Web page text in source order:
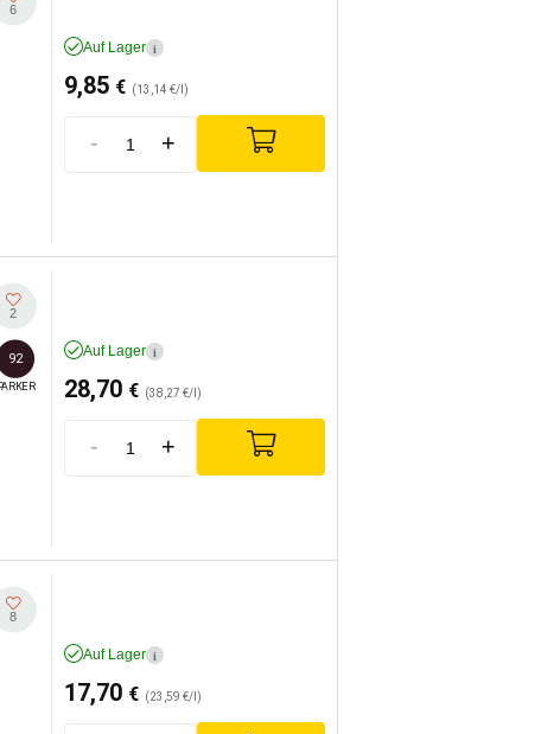
6
Auf Lager i
9,85 € (13,14 €/l)
- +
2
92
PARKER
Auf Lager i
28,70 € (38,27 €/l)
- +
8
Auf Lager i
17,70 € (23,59 €/l)